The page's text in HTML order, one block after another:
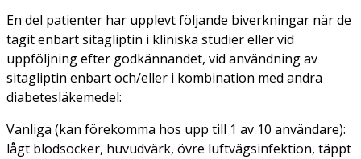
En del patienter har upplevt följande biverkningar när de
tagit enbart sitagliptin i kliniska studier eller vid
uppföljning efter godkännandet, vid användning av
sitagliptin enbart och/eller i kombination med andra
diabetesläkemedel:
Vanliga (kan förekomma hos upp till 1 av 10 användare):
lågt blodsocker, huvudvärk, övre luftvägsinfektion, täppt